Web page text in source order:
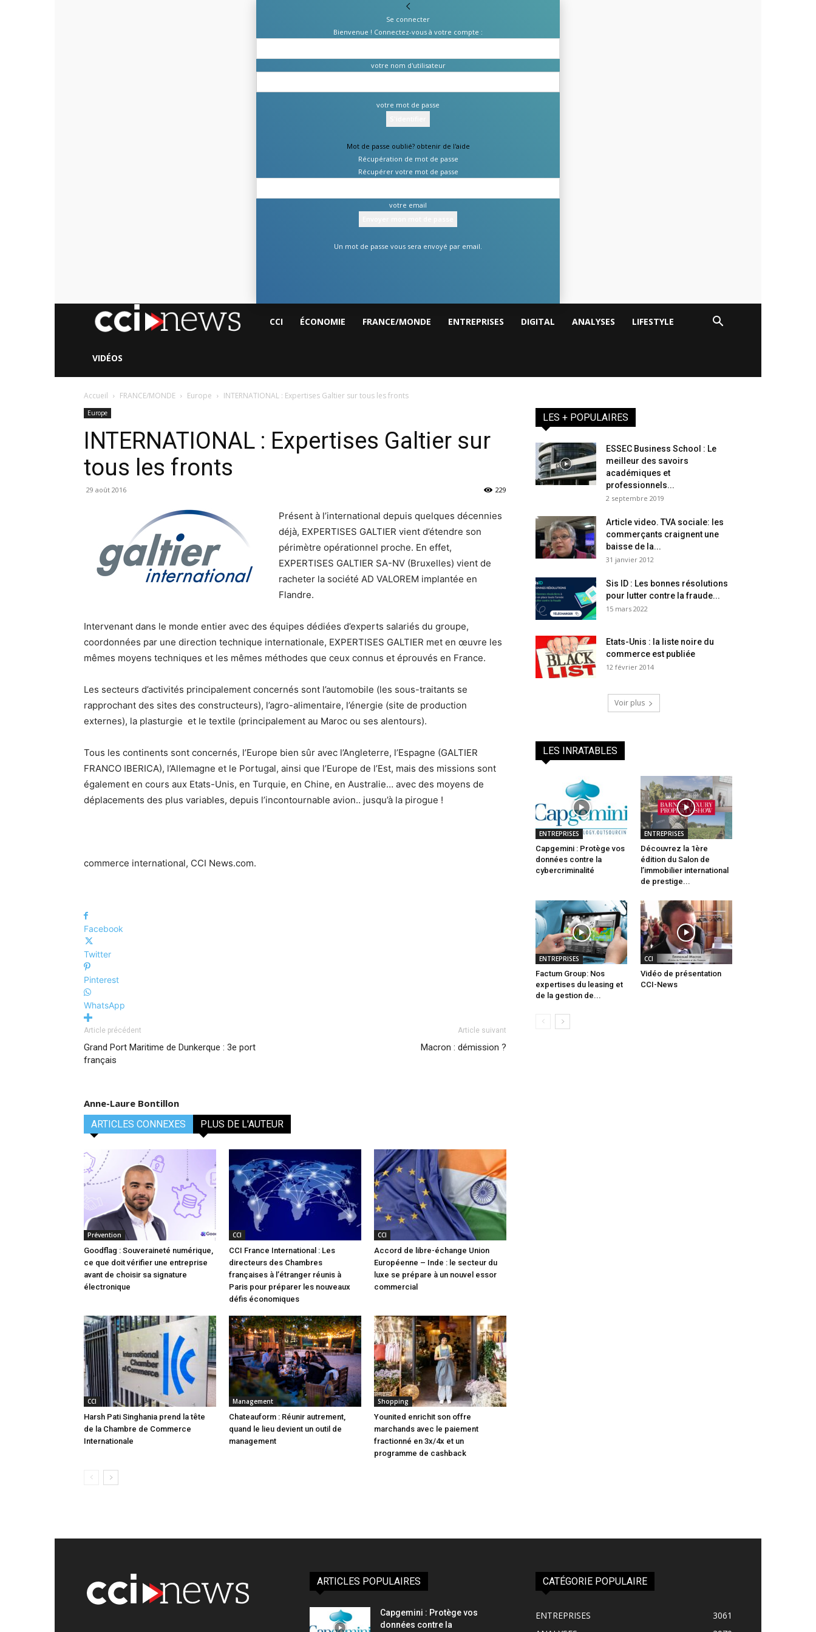
Se connecter
Bienvenue ! Connectez-vous à votre compte :
votre nom d'utilisateur
votre mot de passe
Mot de passe oublié? obtenir de l'aide
Récupération de mot de passe
Récupérer votre mot de passe
votre email
Un mot de passe vous sera envoyé par email.
CCICCI ÉCONOMIE FRANCE/MONDE ENTREPRISES DIGITAL ANALYSES LIFESTYLE
VIDÉOS
Accueil FRANCE/MONDE Europe INTERNATIONAL : Expertises Galtier sur tous les fronts
Europe
INTERNATIONAL : Expertises Galtier sur
tous les fronts
29 août 2016 229
Présent à l’international depuis quelques décennies
déjà, EXPERTISES GALTIER vient d’étendre son
périmètre opérationnel proche. En effet,
EXPERTISES GALTIER SA-NV (Bruxelles) vient de
racheter la société AD VALOREM implantée en
Flandre.
Intervenant dans le monde entier avec des équipes dédiées d’experts salariés du groupe,
coordonnées par une direction technique internationale, EXPERTISES GALTIER met en œuvre les
mêmes moyens techniques et les mêmes méthodes que ceux connus et éprouvés en France.
Les secteurs d’activités principalement concernés sont l’automobile (les sous-traitants se
rapprochant des sites des constructeurs), l’agro-alimentaire, l’énergie (site de production
externes), la plasturgie et le textile (principalement au Maroc ou ses alentours).
Tous les continents sont concernés, l’Europe bien sûr avec l’Angleterre, l’Espagne (GALTIER
FRANCO IBERICA), l’Allemagne et le Portugal, ainsi que l’Europe de l’Est, mais des missions sont
également en cours aux Etats-Unis, en Turquie, en Chine, en Australie… avec des moyens de
déplacements des plus variables, depuis l’incontournable avion.. jusqu’à la pirogue !
commerce international, CCI News.com.
Facebook
Twitter
Pinterest
WhatsApp
Article précédent
Grand Port Maritime de Dunkerque : 3e port
français
Article suivant
Macron : démission ?
Anne-Laure Bontillon
ARTICLES CONNEXES PLUS DE L'AUTEUR
Prévention
Goodflag : Souveraineté numérique,
ce que doit vérifier une entreprise
avant de choisir sa signature
électronique
CCI
CCI France International : Les
directeurs des Chambres
françaises à l’étranger réunis à
Paris pour préparer les nouveaux
défis économiques
CCI
Accord de libre-échange Union
Européenne – Inde : le secteur du
luxe se prépare à un nouvel essor
commercial
CCI
Harsh Pati Singhania prend la tête
de la Chambre de Commerce
Internationale
Management
Chateauform : Réunir autrement,
quand le lieu devient un outil de
management
Shopping
Younited enrichit son offre
marchands avec le paiement
fractionné en 3x/4x et un
programme de cashback
LES + POPULAIRES
ESSEC Business School : Le
meilleur des savoirs
académiques et
professionnels...
2 septembre 2019
Article video. TVA sociale: les
commerçants craignent une
baisse de la...
31 janvier 2012
Sis ID : Les bonnes résolutions
pour lutter contre la fraude...
15 mars 2022
Etats-Unis : la liste noire du
commerce est publiée
12 février 2014
Voir plus
LES INRATABLES
ENTREPRISES
Capgemini : Protège vos
données contre la
cybercriminalité
ENTREPRISES
Découvrez la 1ère
édition du Salon de
l’immobilier international
de prestige...
ENTREPRISES
Factum Group: Nos
expertises du leasing et
de la gestion de...
CCI
Vidéo de présentation
CCI-News
ARTICLES POPULAIRES
Capgemini : Protège vos
données contre la
CATÉGORIE POPULAIRE
ENTREPRISES
3061